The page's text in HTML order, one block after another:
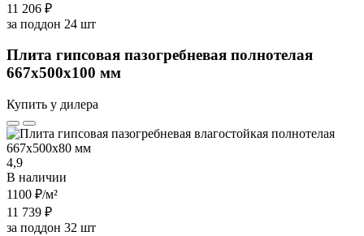
11 206 ₽
за поддон 24 шт
Плита гипсовая пазогребневая полнотелая
667х500х100 мм
Купить у дилера
4,9
В наличии
1100 ₽/м²
11 739 ₽
за поддон 32 шт